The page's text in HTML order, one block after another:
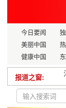
今日要闻
美丽中国
健康中国
报道之窗: